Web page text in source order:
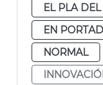
EL PLA
EN
NORMAL